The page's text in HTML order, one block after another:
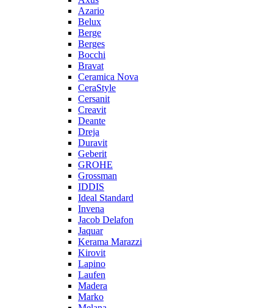
Azario
Belux
Berge
Berges
Bocchi
Bravat
Ceramica Nova
CeraStyle
Cersanit
Creavit
Deante
Dreja
Duravit
Geberit
GROHE
Grossman
IDDIS
Ideal Standard
Invena
Jacob Delafon
Jaquar
Kerama Marazzi
Kirovit
Lapino
Laufen
Madera
Marko